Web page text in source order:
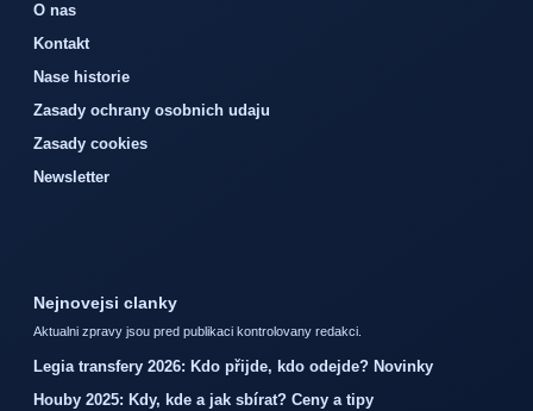
O nas
Kontakt
Nase historie
Zasady ochrany osobnich udaju
Zasady cookies
Newsletter
Nejnovejsi clanky
Aktualni zpravy jsou pred publikaci kontrolovany redakci.
Legia transfery 2026: Kdo přijde, kdo odejde? Novinky
Houby 2025: Kdy, kde a jak sbírat? Ceny a tipy